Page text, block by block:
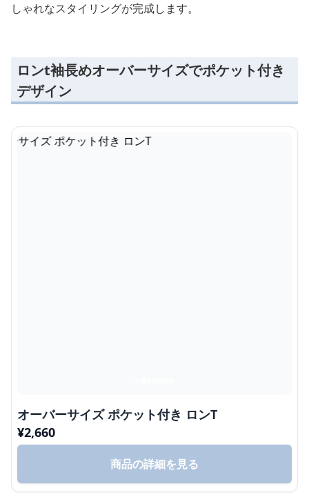
しゃれなスタイリングが完成します。
ロンt袖長めオーバーサイズでポケット付き
デザイン
オーバーサイズ ポケット付き ロンT
¥2,660
商品の詳細を見る